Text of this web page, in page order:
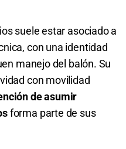
S/ 160
S/ 17,20
suele estar asociado a
con una identidad
manejo del balón. Su
con movilidad
de asumir
forma parte de sus